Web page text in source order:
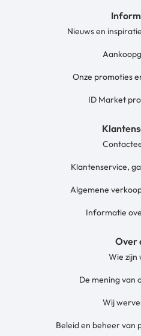
Nieuws en
Onze promoties
ID Market
Klantenservice,
Algemene
Informatie
Over
Wie zijn
De mening van
Wij
Beleid en beheer van